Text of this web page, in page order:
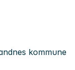
kommune